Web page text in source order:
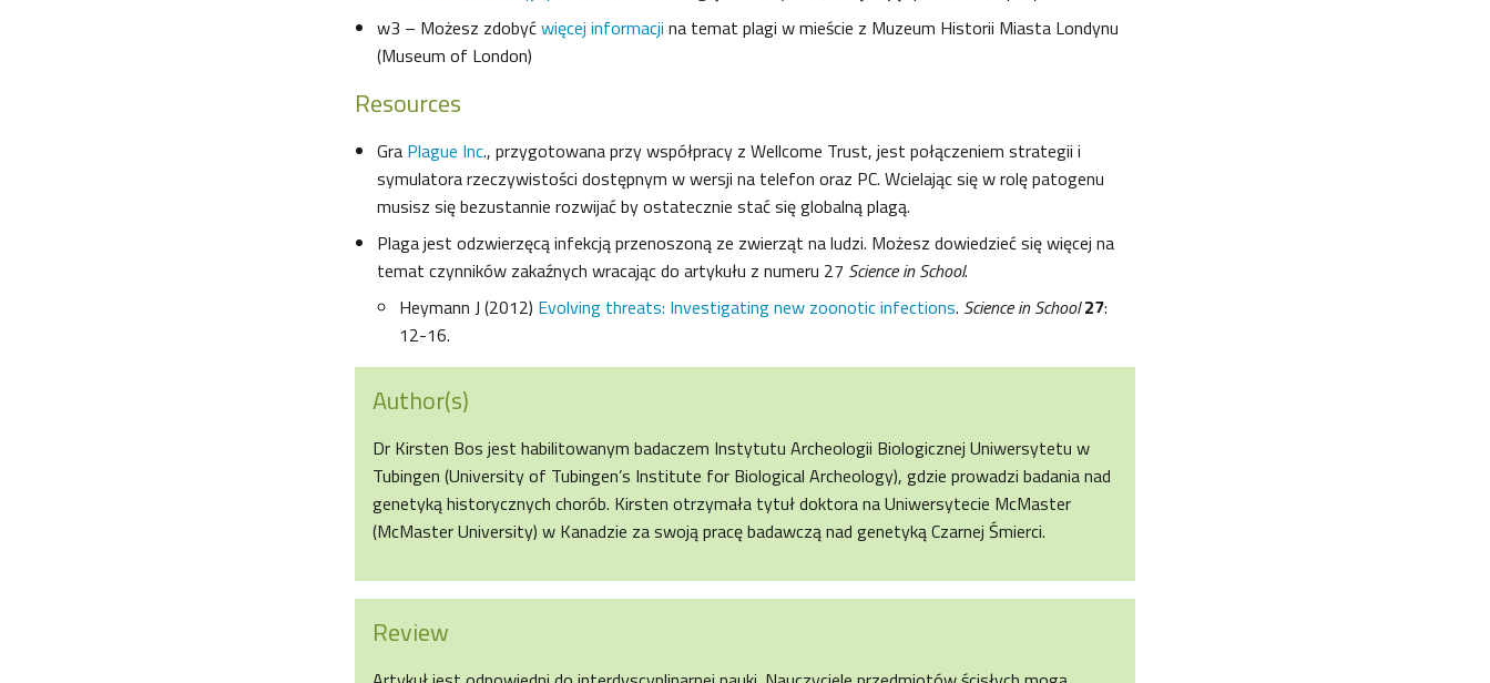
w3 – Możesz zdobyćwięcej informacji na temat plagi w mieście z Muzeum Historii Miasta Londynu
(Museum of London)
Resources
Gra Plague Inc., przygotowana przy współpracy z Wellcome Trust, jest połączeniem strategii i
symulatora rzeczywistości dostępnym w wersji na telefon oraz PC. Wcielając się w rolę patogenu
musisz się bezustannie rozwijać by ostatecznie stać się globalną plagą.
Plaga jest odzwierzęcą infekcją przenoszoną ze zwierząt na ludzi. Możesz dowiedzieć się więcej na
temat czynników zakaźnych wracając do artykułu z numeru 27 Science in School.
Heymann J (2012) Evolving threats: Investigating new zoonotic infections. Science in School 27:
12-16.
Author(s)
Dr Kirsten Bos jest habilitowanym badaczem Instytutu Archeologii Biologicznej Uniwersytetu w
Tubingen (University of Tubingen’s Institute for Biological Archeology), gdzie prowadzi badania nad
genetyką historycznych chorób. Kirsten otrzymała tytuł doktora na Uniwersytecie McMaster
(McMaster University) w Kanadzie za swoją pracę badawczą nad genetyką Czarnej Śmierci.
Review